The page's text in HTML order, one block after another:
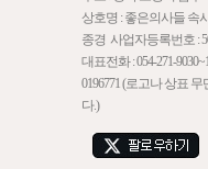
상호명 : 좋은의사들 속
종경 사업자등록번호 :
대표전화 :054-271-9030
0196771 (로고나 상표
다.)